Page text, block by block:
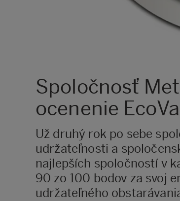
Spoločnosť
ocenenie
Už druhý rok po sebe
udržateľnosti a
najlepších spoločností v
90 zo 100 bodov za svoj
udržateľného